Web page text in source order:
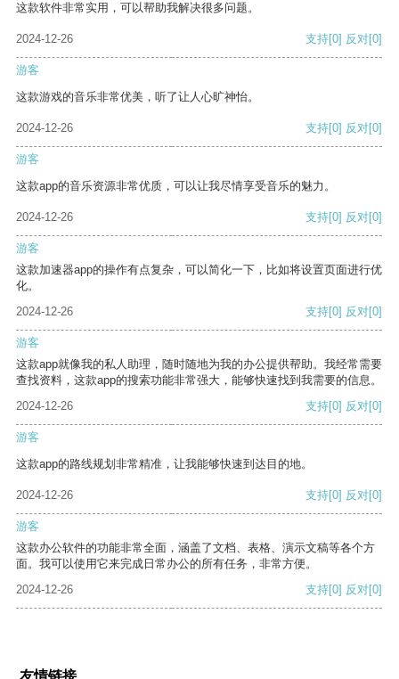
这款软件非常实用，可以帮助我解决很多问题。
2024-12-26 支持[0] 反对[0]
游客
这款游戏的音乐非常优美，听了让人心旷神怡。
2024-12-26 支持[0] 反对[0]
游客
这款app的音乐资源非常优质，可以让我尽情享受音乐的魅力。
2024-12-26 支持[0] 反对[0]
游客
这款加速器app的操作有点复杂，可以简化一下，比如将设置页面进行优
化。
2024-12-26
支持[0] 反对[0]
游客
这款app就像我的私人助理，随时随地为我的办公提供帮助。我经常需要
查找资料，这款app的搜索功能非常强大，能够快速找到我需要的信息。
2024-12-26
支持[0] 反对[0]
游客
这款app的路线规划非常精准，让我能够快速到达目的地。
2024-12-26 支持[0] 反对[0]
游客
这款办公软件的功能非常全面，涵盖了文档、表格、演示文稿等各个方
面。我可以使用它来完成日常办公的所有任务，非常方便。
2024-12-26
支持[0] 反对[0]